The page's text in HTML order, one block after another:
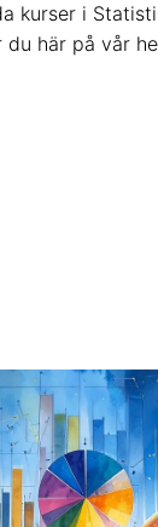
kurser i
här på vår